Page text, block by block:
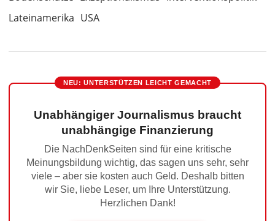
Lateinamerika USA
NEU: UNTERSTÜTZEN LEICHT GEMACHT
Unabhängiger Journalismus braucht
unabhängige Finanzierung
Die NachDenkSeiten sind für eine kritische
Meinungsbildung wichtig, das sagen uns sehr, sehr
viele – aber sie kosten auch Geld. Deshalb bitten
wir Sie, liebe Leser, um Ihre Unterstützung.
Herzlichen Dank!